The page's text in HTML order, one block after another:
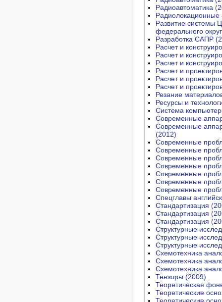
Радиоавтоматика
Развитие системы
федерального
Разработка САПР
Расчет и
Расчет и
Расчет и
Расчет и
Расчет и
Расчет и
Резание
Ресурсы и
Система
Современные
Современные
(2012)
Современные
Современные
Современные
Современные
Современные
Современные
Современные
Спецглавы
Стандартизация
Стандартизация
Стандартизация
Структурные
Структурные
Структурные
Схемотехника
Схемотехника
Схемотехника
Тензоры (2009)
Теоретическая
Теоретические